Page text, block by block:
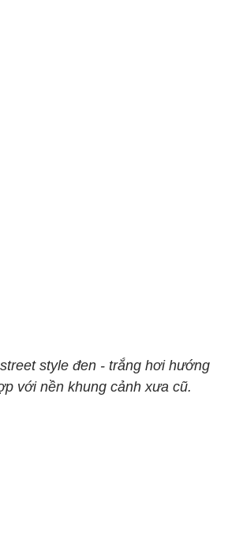
style đen - trắng hơi hướng
với nền khung cảnh xưa cũ.